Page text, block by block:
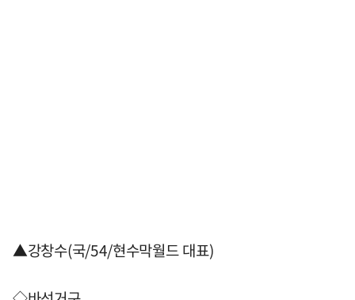
▲강창수(국/54/현수막월드 대표)